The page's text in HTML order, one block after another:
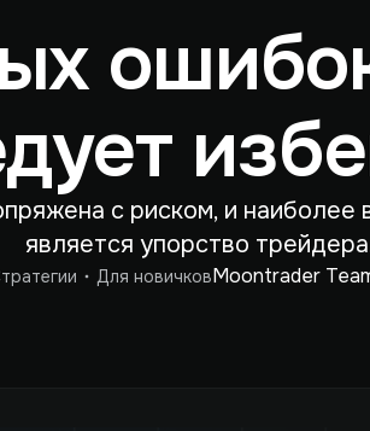
с риском, и
является упорство
Для новичковMoontrader